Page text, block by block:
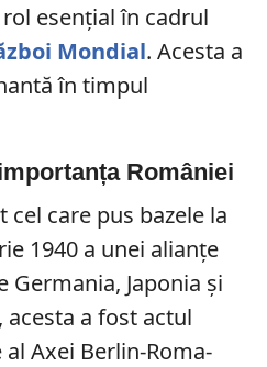
esențial în cadrul
Mondial. Acesta a
în timpul
României
cel care pus bazele la
1940 a unei alianțe
Japonia și
acesta a fost actul
Axei Berlin-Roma-